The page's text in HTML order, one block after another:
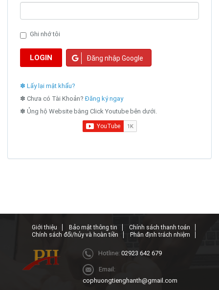
Ghi nhớ tôi
LOGIN Đăng nhập Google
✽ Lấy lại mật khẩu?
✽ Chưa có Tài Khoản?Đăng ký ngay
✽ Ủng hộ Website bằng Click Youtube bên dưới.
Giới thiệu Bảo mật thông tin
Chính sách thanh toán
Chính sách đổi/hủy và hoàn tiền
Phân định trách nhiệm
Hotline: 02923 642 679
Email:
cophuongtienghanth@gmail.com